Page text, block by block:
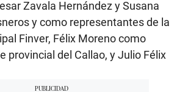
Zavala Hernández y Susana
y como representantes de la
Finver, Félix Moreno como
provincial del Callao, y Julio Félix